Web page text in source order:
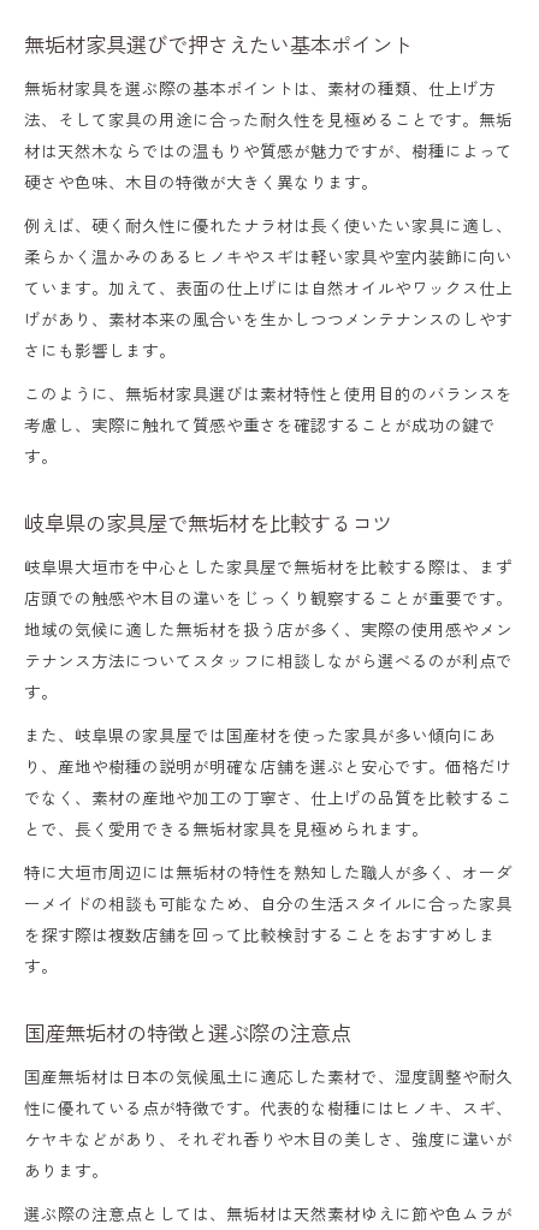
無垢材家具選びで押さえたい基本ポイント
無垢材家具を選ぶ際の基本ポイントは、素材の種類、仕上げ方
法、そして家具の用途に合った耐久性を見極めることです。無垢
材は天然木ならではの温もりや質感が魅力ですが、樹種によって
硬さや色味、木目の特徴が大きく異なります。
例えば、硬く耐久性に優れたナラ材は長く使いたい家具に適し、
柔らかく温かみのあるヒノキやスギは軽い家具や室内装飾に向い
ています。加えて、表面の仕上げには自然オイルやワックス仕上
げがあり、素材本来の風合いを生かしつつメンテナンスのしやす
さにも影響します。
このように、無垢材家具選びは素材特性と使用目的のバランスを
考慮し、実際に触れて質感や重さを確認することが成功の鍵で
す。
岐阜県の家具屋で無垢材を比較するコツ
岐阜県大垣市を中心とした家具屋で無垢材を比較する際は、まず
店頭での触感や木目の違いをじっくり観察することが重要です。
地域の気候に適した無垢材を扱う店が多く、実際の使用感やメン
テナンス方法についてスタッフに相談しながら選べるのが利点で
す。
また、岐阜県の家具屋では国産材を使った家具が多い傾向にあ
り、産地や樹種の説明が明確な店舗を選ぶと安心です。価格だけ
でなく、素材の産地や加工の丁寧さ、仕上げの品質を比較するこ
とで、長く愛用できる無垢材家具を見極められます。
特に大垣市周辺には無垢材の特性を熟知した職人が多く、オーダ
ーメイドの相談も可能なため、自分の生活スタイルに合った家具
を探す際は複数店舗を回って比較検討することをおすすめしま
す。
国産無垢材の特徴と選ぶ際の注意点
国産無垢材は日本の気候風土に適応した素材で、湿度調整や耐久
性に優れている点が特徴です。代表的な樹種にはヒノキ、スギ、
ケヤキなどがあり、それぞれ香りや木目の美しさ、強度に違いが
あります。
選ぶ際の注意点としては、無垢材は天然素材ゆえに節や色ムラが